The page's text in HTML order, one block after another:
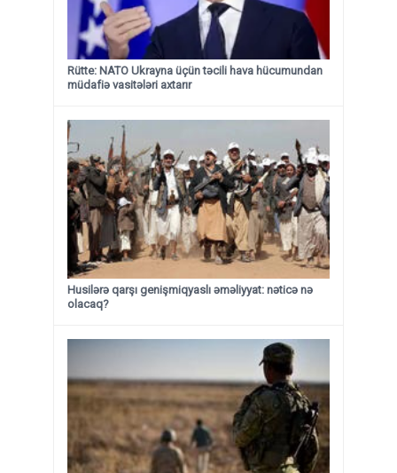
Rütte: NATO Ukrayna üçün təcili hava hücumundan
müdafiə vasitələri axtarır
Husilərə qarşı genişmiqyaslı əməliyyat: nəticə nə
olacaq?